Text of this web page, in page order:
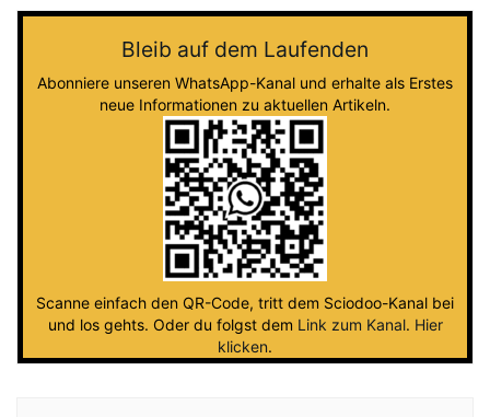
Bleib auf dem Laufenden
Abonniere unseren WhatsApp-Kanal und erhalte als Erstes
neue Informationen zu aktuellen Artikeln.
Scanne einfach den QR-Code, tritt dem Sciodoo-Kanal bei
und los gehts. Oder du folgst dem Link zum Kanal. Hier
klicken.